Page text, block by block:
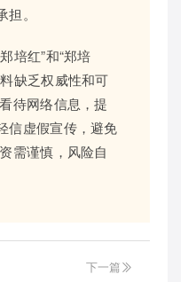
。
培红”和“郑培
缺乏权威性和可
待网络信息，提
信虚假宣传，避免
需谨慎，风险自
下一篇